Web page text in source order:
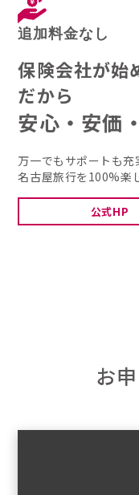
追加料金なし
保険会社が始
だから
安心・安価
万一でもサポートも充
名古屋旅行を100%楽
公式HP
お